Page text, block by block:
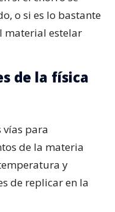
o si es lo bastante
material estelar
de la física
vías para
de la materia
y
de replicar en la